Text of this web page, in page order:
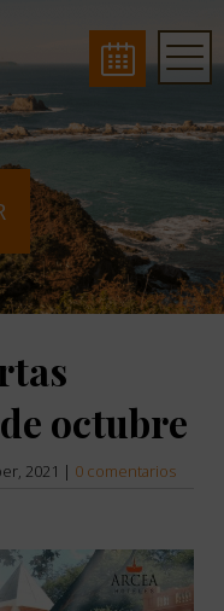
octubre
2021 | 0 comentarios